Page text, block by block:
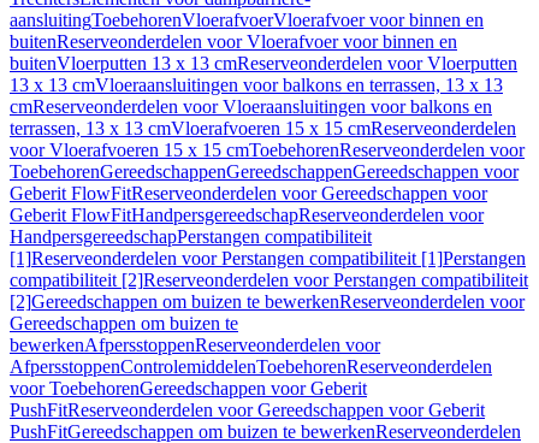
aansluitingToebehorenVloerafvoerVloerafvoer voor binnen en
buitenReserveonderdelen voor Vloerafvoer voor binnen en
buitenVloerputten 13 x 13 cmReserveonderdelen voor Vloerputten
13 x 13 cmVloeraansluitingen voor balkons en terrassen, 13 x 13
cmReserveonderdelen voor Vloeraansluitingen voor balkons en
terrassen, 13 x 13 cmVloerafvoeren 15 x 15 cmReserveonderdelen
voor Vloerafvoeren 15 x 15 cmToebehorenReserveonderdelen voor
ToebehorenGereedschappenGereedschappenGereedschappen voor
Geberit FlowFitReserveonderdelen voor Gereedschappen voor
Geberit FlowFitHandpersgereedschapReserveonderdelen voor
HandpersgereedschapPerstangen compatibiliteit
[1]Reserveonderdelen voor Perstangen compatibiliteit [1]Perstangen
compatibiliteit [2]Reserveonderdelen voor Perstangen compatibiliteit
[2]Gereedschappen om buizen te bewerkenReserveonderdelen voor
Gereedschappen om buizen te
bewerkenAfpersstoppenReserveonderdelen voor
AfpersstoppenControlemiddelenToebehorenReserveonderdelen
voor ToebehorenGereedschappen voor Geberit
PushFitReserveonderdelen voor Gereedschappen voor Geberit
PushFitGereedschappen om buizen te bewerkenReserveonderdelen